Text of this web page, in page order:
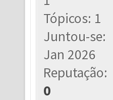
Tópicos: 1
Juntou-se:
Jan 2026
Reputação:
0